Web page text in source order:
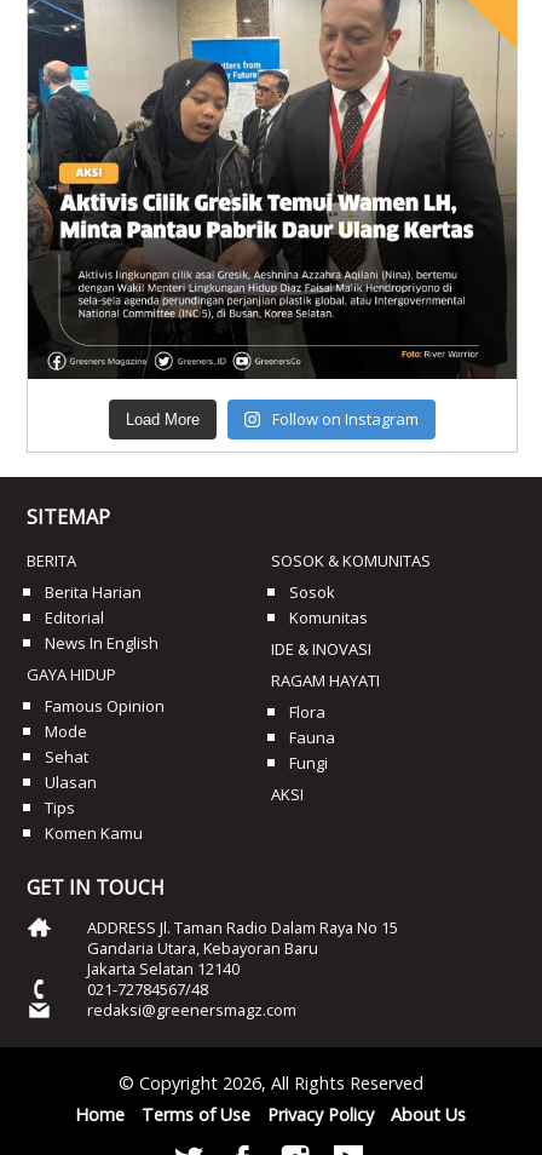
Load More Follow on Instagram
SITEMAP
BERITA
Berita Harian
Editorial
News In English
GAYA HIDUP
Famous Opinion
Mode
Sehat
Ulasan
Tips
Komen Kamu
SOSOK & KOMUNITAS
Sosok
Komunitas
IDE & INOVASI
RAGAM HAYATI
Flora
Fauna
Fungi
AKSI
GET IN TOUCH
ADDRESS Jl. Taman Radio Dalam Raya No 15
Gandaria Utara, Kebayoran Baru
Jakarta Selatan 12140
021-72784567/48
redaksi@greenersmagz.com
© Copyright 2026, All Rights Reserved
Home
Terms of Use Privacy Policy About Us